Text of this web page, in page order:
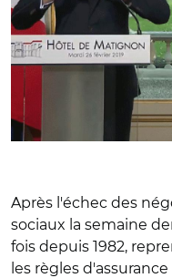
Après l'échec des
sociaux la semaine
fois depuis 1982,
les règles